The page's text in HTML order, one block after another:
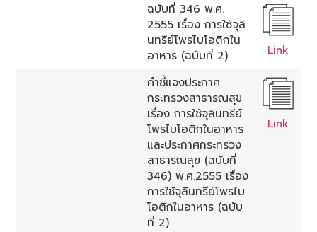
ฉบับที่ 346 พ.ศ.
2555 เรื่อง การใช้จุลิ
นทรีย์โพรไบโอติกใน
อาหาร (ฉบับที่ 2)
Link
คำชี้แจงประกาศ
กระทรวงสาธารณสุข
เรื่อง การใช้จุลินทรีย์
โพรไบโอติกในอาหาร
และประกาศกระทรวง
สาธารณสุข (ฉบับที่
346) พ.ศ.2555 เรื่อง
การใช้จุลินทรีย์โพรไบ
โอติกในอาหาร (ฉบับ
ที่ 2)
Link